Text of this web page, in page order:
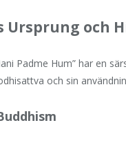
Ursprung och
Padme Hum” har en
och sin